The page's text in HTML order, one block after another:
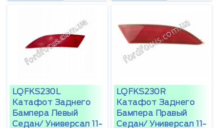
LQFKS230L
Катафот Заднего
Бампера Левый
Седан/ Универсал 11-
LQFKS230R
Катафот Заднего
Бампера Правый
Седан/ Универсал 11-